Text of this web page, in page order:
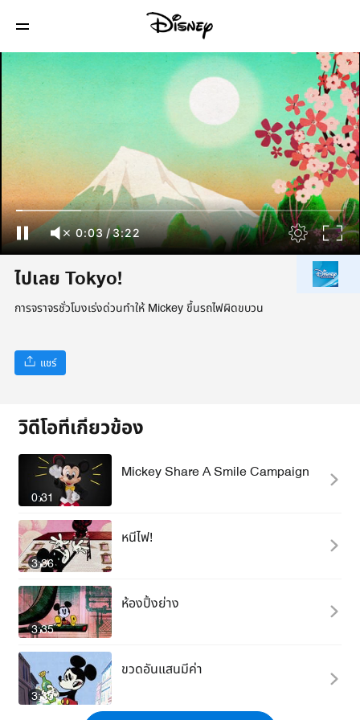
0:04/3:22
ไปเลย Tokyo!
การจราจรชั่วโมงเร่งด่วนทำให้ Mickey ขึ้นรถไฟผิดขบวน
แชร์
วิดีโอที่เกี่ยวข้อง
0:31
Mickey Share A Smile Campaign
3:36
หนีไฟ!
3:35
ห้องปิ้งย่าง
3:35
ขวดอันแสนมีค่า